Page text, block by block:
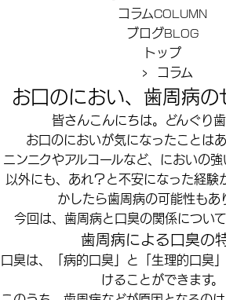
コラムCOLUMN
ブログBLOG
トップ
› コラム
お口のにおい、歯周病の
皆さんこんにちは。どんぐり歯
お口のにおいが気になったことは
ニンニクやアルコールなど、においの
以外にも、あれ？と不安になった経験
かしたら歯周病の可能性もあ
今回は、歯周病と口臭の関係について
歯周病による口臭の
口臭は、「病的口臭」と「生理的口臭
けることができます。